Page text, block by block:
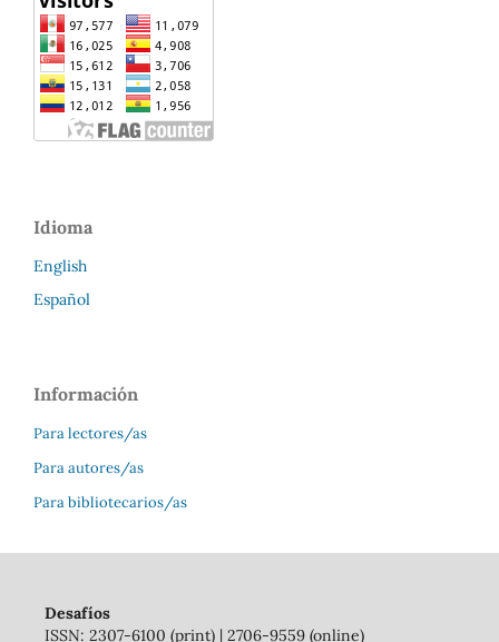
Idioma
English
Español
Información
Para lectores/as
Para autores/as
Para bibliotecarios/as
Desafíos
ISSN: 2307-6100 (print) | 2706-9559 (online)